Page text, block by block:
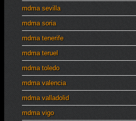
mdma sevilla
mdma soria
mdma tenerife
mdma teruel
mdma toledo
mdma valencia
mdma valladolid
mdma vigo